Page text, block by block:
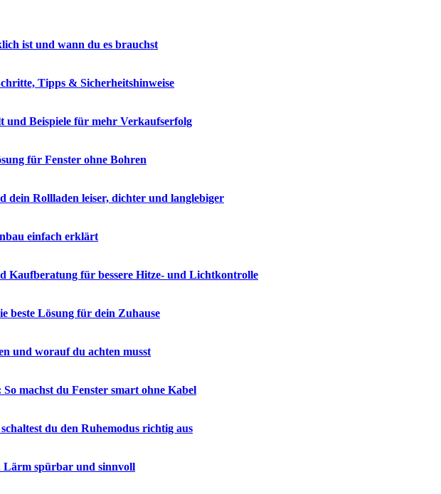
ist und wann du es brauchst
Tipps & Sicherheitshinweise
und Beispiele für mehr Verkaufserfolg
für Fenster ohne Bohren
dein Rollladen leiser, dichter und langlebiger
einfach erklärt
Kaufberatung für bessere Hitze- und Lichtkontrolle
beste Lösung für dein Zuhause
und worauf du achten musst
machst du Fenster smart ohne Kabel
du den Ruhemodus richtig aus
Lärm spürbar und sinnvoll